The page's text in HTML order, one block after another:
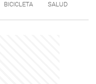
BICICLETA SALUD